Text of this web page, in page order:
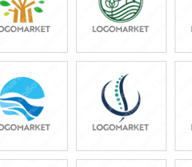
39,800円
(税込43,780円)
49,800円
(税込54,780円)